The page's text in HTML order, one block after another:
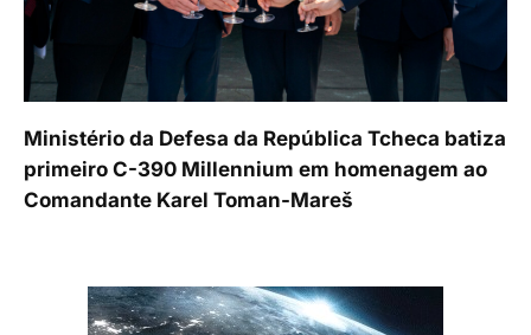
Ministério da Defesa da República Tcheca batiza
primeiro C-390 Millennium em homenagem ao
Comandante Karel Toman-Mareš